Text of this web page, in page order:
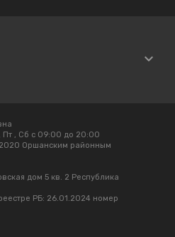
Пт , Сб c 09:00 до 20:00
Оршанским районным
дом 5 кв. 2 Республика
РБ: 26.01.2024 номер